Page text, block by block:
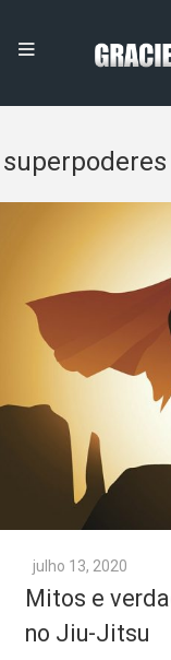
superpoderes
julho 13, 2020
Mitos e
no Jiu-Jitsu